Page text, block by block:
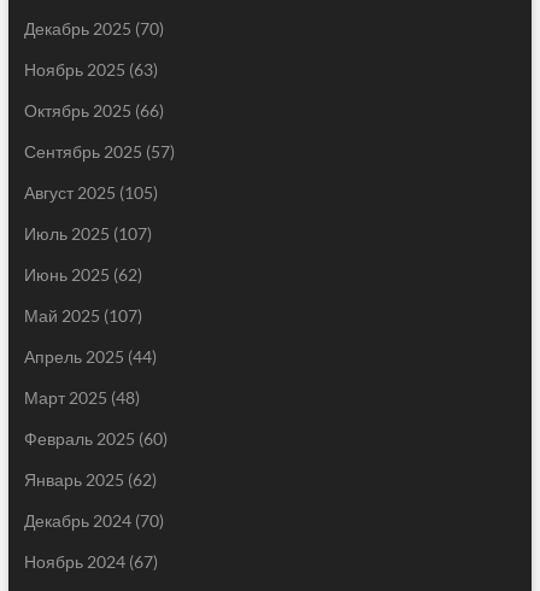
Декабрь 2025 (70)
Ноябрь 2025 (63)
Октябрь 2025 (66)
Сентябрь 2025 (57)
Август 2025 (105)
Июль 2025 (107)
Июнь 2025 (62)
Май 2025 (107)
Апрель 2025 (44)
Март 2025 (48)
Февраль 2025 (60)
Январь 2025 (62)
Декабрь 2024(70)
Ноябрь 2024(67)